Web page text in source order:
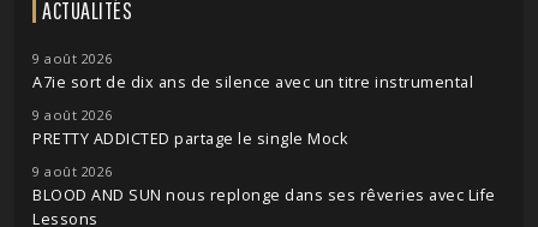
ACTUALITÉS
9 août 2026
A7ie sort de dix ans de silence avec un titre instrumental
9 août 2026
PRETTY ADDICTED partage le single Mock
9 août 2026
BLOOD AND SUN nous replonge dans ses rêveries avec Life
Lessons